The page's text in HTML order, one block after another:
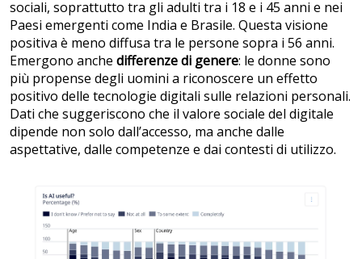
sociali, soprattutto tra gli adulti tra i 18 e i 45 anni e nei
Paesi emergenti come India e Brasile. Questa visione
positiva è meno diffusa tra le persone sopra i 56 anni.
Emergono anche differenze di genere: le donne sono
più propense degli uomini a riconoscere un effetto
positivo delle tecnologie digitali sulle relazioni personali.
Dati che suggeriscono che il valore sociale del digitale
dipende non solo dall’accesso, ma anche dalle
aspettative, dalle competenze e dai contesti di utilizzo.